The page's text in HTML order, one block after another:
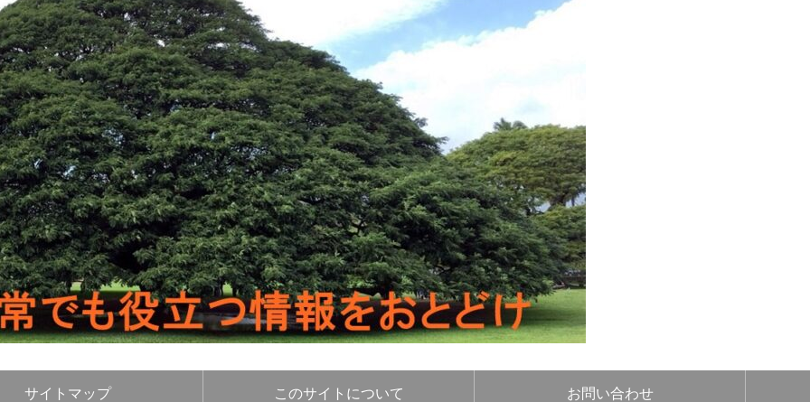
サイトマップ このサイトについて お問い合わせ